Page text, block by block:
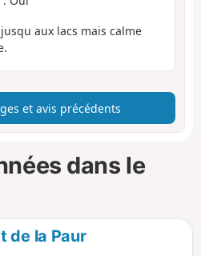
aux lacs mais calme
et avis précédents
dans le
de la Paur